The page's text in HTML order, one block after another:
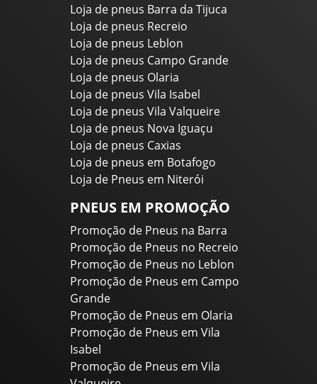
Loja de pneus Barra da Tijuca
Loja de pneus Recreio
Loja de pneus Leblon
Loja de pneus Campo Grande
Loja de pneus Olaria
Loja de pneus Vila Isabel
Loja de pneus Vila Valqueire
Loja de pneus Nova Iguaçu
Loja de pneus Caxias
Loja de pneus em Botafogo
Loja de Pneus em Niterói
PNEUS EM PROMOÇÃO
Promoção de Pneus na Barra
Promoção de Pneus no Recreio
Promoção de Pneus no Leblon
Promoção de Pneus em Campo
Grande
Promoção de Pneus em Olaria
Promoção de Pneus em Vila
Isabel
Promoção de Pneus em Vila